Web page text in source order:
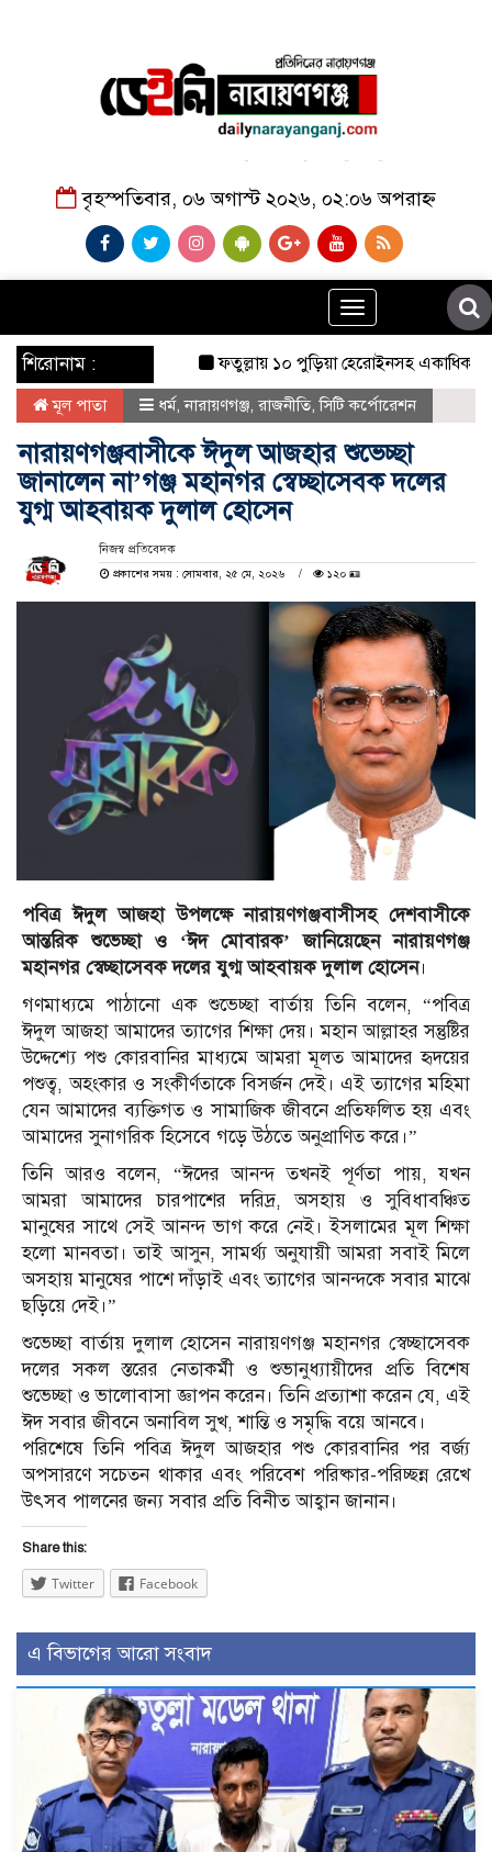
বৃহস্পতিবার, ০৬ অগাস্ট ২০২৬, ০২:০৬ অপরাহ্ন
Toggle
navigation
শিরোনাম : ফতুল্লায় ১০ পুড়িয়া হেরোইনসহ একাধিক মামলার
মূল পাতা ধর্ম,নারায়ণগঞ্জ, রাজনীতি,সিটি কর্পোরেশন
নারায়ণগঞ্জবাসীকে ঈদুল আজহার শুভেচ্ছা
জানালেন না’গঞ্জ মহানগর স্বেচ্ছাসেবক দলের
যুগ্ম আহবায়ক দুলাল হোসেন
নিজস্ব প্রতিবেদক
প্রকাশের সময় : সোমবার, ২৫ মে, ২০২৬
১২০ 🪪
পবিত্র ঈদুল আজহা উপলক্ষে নারায়ণগঞ্জবাসীসহ দেশবাসীকে
আন্তরিক শুভেচ্ছা ও ‘ঈদ মোবারক’ জানিয়েছেন নারায়ণগঞ্জ
মহানগর স্বেচ্ছাসেবক দলের যুগ্ম আহবায়ক দুলাল হোসেন।
গণমাধ্যমে পাঠানো এক শুভেচ্ছা বার্তায় তিনি বলেন, “পবিত্র
ঈদুল আজহা আমাদের ত্যাগের শিক্ষা দেয়। মহান আল্লাহর সন্তুষ্টির
উদ্দেশ্যে পশু কোরবানির মাধ্যমে আমরা মূলত আমাদের হৃদয়ের
পশুত্ব, অহংকার ও সংকীর্ণতাকে বিসর্জন দেই। এই ত্যাগের মহিমা
যেন আমাদের ব্যক্তিগত ও সামাজিক জীবনে প্রতিফলিত হয় এবং
আমাদের সুনাগরিক হিসেবে গড়ে উঠতে অনুপ্রাণিত করে।”
তিনি আরও বলেন, “ঈদের আনন্দ তখনই পূর্ণতা পায়, যখন
আমরা আমাদের চারপাশের দরিদ্র, অসহায় ও সুবিধাবঞ্চিত
মানুষের সাথে সেই আনন্দ ভাগ করে নেই। ইসলামের মূল শিক্ষা
হলো মানবতা। তাই আসুন, সামর্থ্য অনুযায়ী আমরা সবাই মিলে
অসহায় মানুষের পাশে দাঁড়াই এবং ত্যাগের আনন্দকে সবার মাঝে
ছড়িয়ে দেই।”
শুভেচ্ছা বার্তায় দুলাল হোসেন নারায়ণগঞ্জ মহানগর স্বেচ্ছাসেবক
দলের সকল স্তরের নেতাকর্মী ও শুভানুধ্যায়ীদের প্রতি বিশেষ
শুভেচ্ছা ও ভালোবাসা জ্ঞাপন করেন। তিনি প্রত্যাশা করেন যে, এই
ঈদ সবার জীবনে অনাবিল সুখ, শান্তি ও সমৃদ্ধি বয়ে আনবে।
পরিশেষে তিনি পবিত্র ঈদুল আজহার পশু কোরবানির পর বর্জ্য
অপসারণে সচেতন থাকার এবং পরিবেশ পরিষ্কার-পরিচ্ছন্ন রেখে
উৎসব পালনের জন্য সবার প্রতি বিনীত আহ্বান জানান।
Share this:
Twitter Facebook
এ বিভাগের আরো সংবাদ